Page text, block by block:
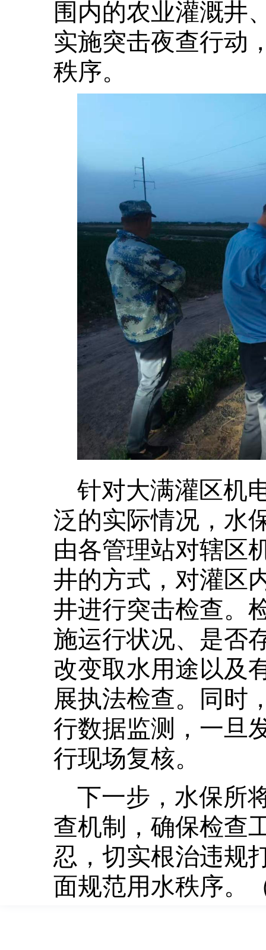
围内的农业灌溉井
实施突击夜查行动
秩序。
针对大满灌区机
泛的实际情况，水
由各管理站对辖区
井的方式，对灌区
井进行突击检查。
施运行状况、是否
改变取水用途以及
展执法检查。同时
行数据监测，一旦
行现场复核。
下一步，水保所
查机制，确保检查
忍，切实根治违规
面规范用水秩序。